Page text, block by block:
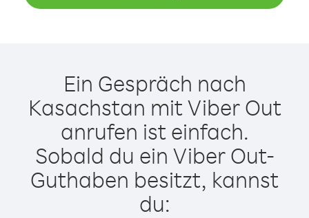
Ein Gespräch nach
Kasachstan mit Viber Out
anrufen ist einfach.
Sobald du ein Viber Out-
Guthaben besitzt, kannst
du: